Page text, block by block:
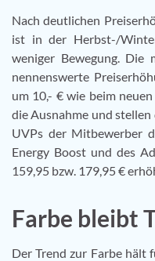
Nach deutlichen
ist in der Herbst-/
weniger Bewegung. Die
nennenswerte
um 10,- € wie beim
die Ausnahme und
UVPs der Mitbewerber
Energy Boost und des
159,95 bzw. 179,95 €
Farbe bleibt
Der Trend zur Farbe hält